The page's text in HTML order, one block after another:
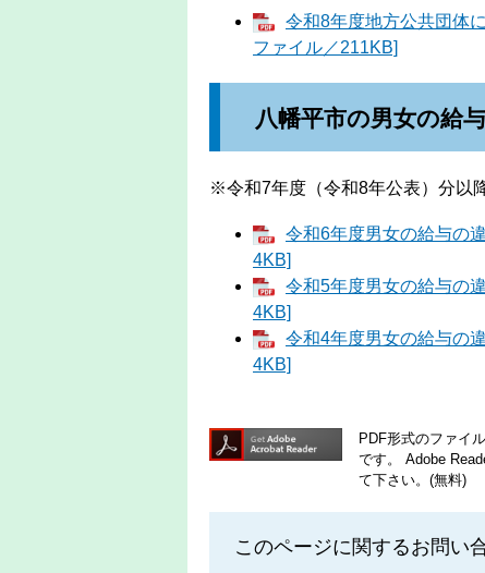
令和8年度地方公共団体
ファイル／211KB]
八幡平市の男女の給
※令和7年度（令和8年公表）分以
令和6年度男女の給与の
4KB]
令和5年度男女の給与の
4KB]
令和4年度男女の給与の
4KB]
PDF形式のファイ
です。
Adobe
て下さい。(無料)
このページに関するお問い